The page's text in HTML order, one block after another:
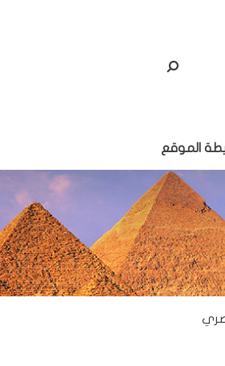
الموقع